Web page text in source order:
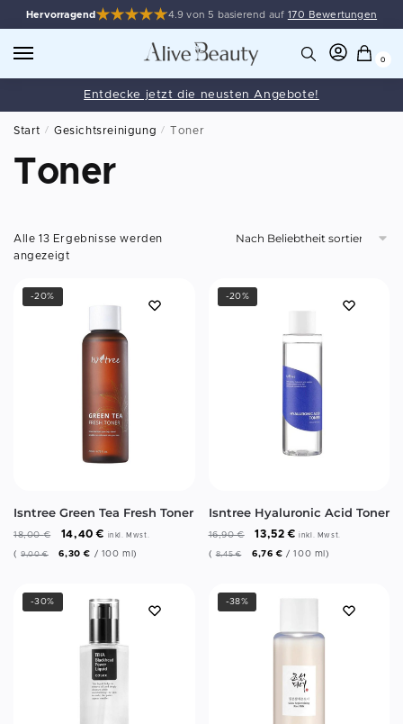
Hervorragend 4.9 von 5 basierend auf 170 Bewertungen
0
Entdecke jetzt die neusten Angebote!
Start / Gesichtsreinigung / Toner
Toner
Alle 13 Ergebnisse werden
angezeigt
-20%
Isntree Green Tea Fresh Toner
18,00€ 14,40€ inkl. Mwst.
(9,00€ 6,30€ / 100 ml)
-20%
Isntree Hyaluronic Acid Toner
16,90€ 13,52€ inkl. Mwst.
(8,45€ 6,76€ /100 ml )
-30% -38%